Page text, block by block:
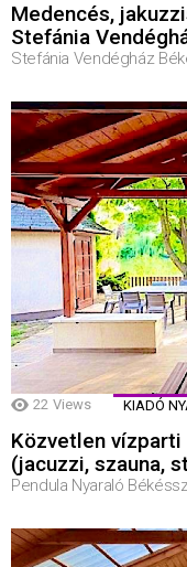
Medencés,
Stefánia
Stefánia Vendégház
22 Views KIADÓ
Közvetlen
(jacuzzi, szauna,
Pendula Nyaraló